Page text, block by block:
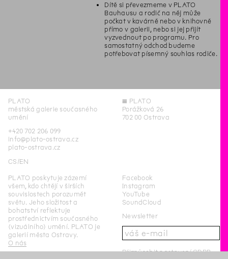
Dítě si převezmeme v PLATO
Bauhausu a rodič na něj může
počkat v kavárně nebo v knihovně
přímo v galerii, nebo si jej přijít
vyzvednout po programu. Pro
samostatný odchod budeme
potřebovat písemný souhlas rodiče.
PLATO
městská galerie současného
umění
+420 702 206 099
info@plato-ostrava.cz
plato-ostrava.cz
CS EN
◊ PLATO
Porážková 26
702 00 Ostrava
PLATO poskytuje zázemí
všem, kdo chtějí v širších
souvislostech porozumět
světu. Jeho složitost a
bohatství reflektuje
prostřednictvím současného
(vizuálního) umění. PLATO je
galerií města Ostravy.
O nás
Facebook
Instagram
YouTube
SoundCloud
Newsletter
Přizpůsobit nastavení GDPR